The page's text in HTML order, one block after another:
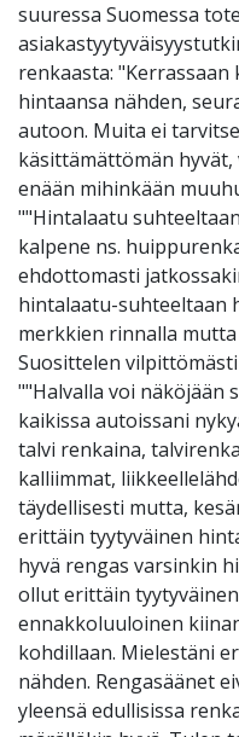
suuressa Suomessa
renkaasta:
hintaansa nähden,
autoon. Muita ei
käsittämättömän
enään mihinkään
""Hintalaatu
kalpene ns.
ehdottomasti
hintalaatu-suhteeltaan
merkkien rinnalla
Suosittelen
""Halvalla voi näköjään
kaikissa autoissani
talvi renkaina,
kalliimmat,
täydellisesti mutta,
erittäin tyytyväinen
hyvä rengas varsinkin
ollut erittäin
ennakkoluuloinen
kohdillaan. Mielestäni
nähden. Rengasäänet
yleensä edullisissa